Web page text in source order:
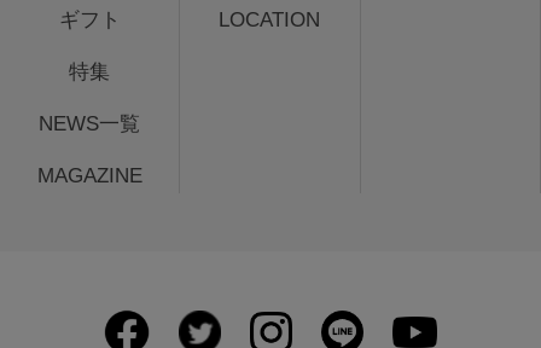
ギフト
特集
NEWS一覧
MAGAZINE
LOCATION